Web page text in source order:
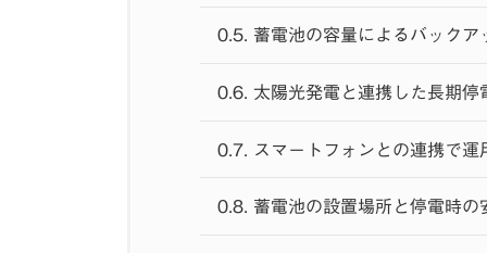
0.5. 蓄電池の容量によるバックア
0.6. 太陽光発電と連携した長期停
0.7. スマートフォンとの連携で運
0.8. 蓄電池の設置場所と停電時の